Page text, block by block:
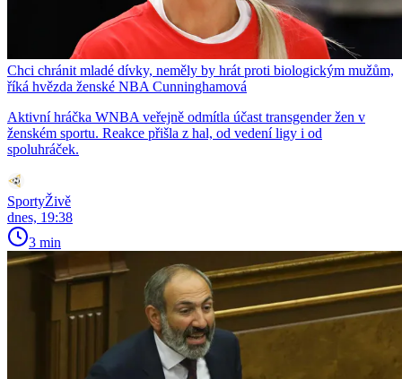
Chci chránit mladé dívky, neměly by hrát proti biologickým mužům,
říká hvězda ženské NBA Cunninghamová
Aktivní hráčka WNBA veřejně odmítla účast transgender žen v
ženském sportu. Reakce přišla z hal, od vedení ligy i od
spoluhráček.
SportyŽivě
dnes, 19:38
3 min